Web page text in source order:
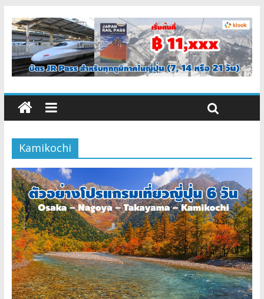
Kamikochi